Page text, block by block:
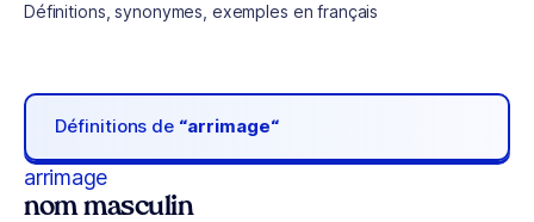
Définitions, synonymes, exemples en français
Définitions de “arrimage“
arrimage
nom masculin